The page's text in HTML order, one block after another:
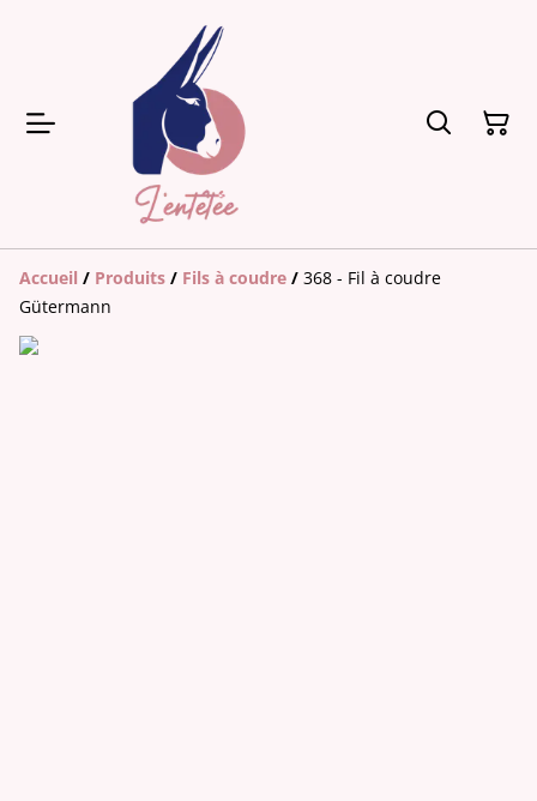
Accueil / Produits / Fils à coudre / 368 - Fil à coudre
Gütermann